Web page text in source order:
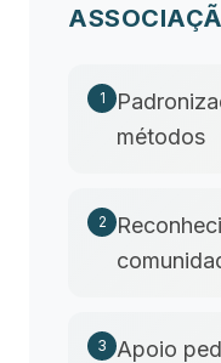
1
métodos
2
3
Apoio